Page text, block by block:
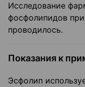
Исследование
фосфолипидов
проводилось.
Показания к
Эсфолип